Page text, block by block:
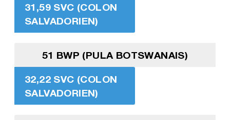
31,59 SVC (COLON
SALVADORIEN)
51 BWP (PULA BOTSWANAIS)
32,22 SVC (COLON
SALVADORIEN)